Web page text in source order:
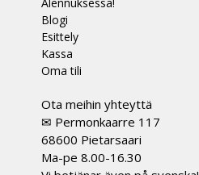
Blogi
Esittely
Kassa
Oma tili
Ota meihin yhteyttä
✉ Permonkaarre 117
68600 Pietarsaari
Ma-pe 8.00-16.30